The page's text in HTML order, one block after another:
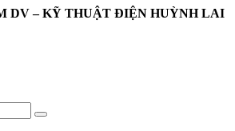
DV – KỸ THUẬT ĐIỆN HUỲNH LAI